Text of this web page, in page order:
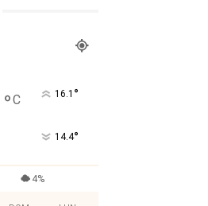
°C 16.1 °
14.4°
4%